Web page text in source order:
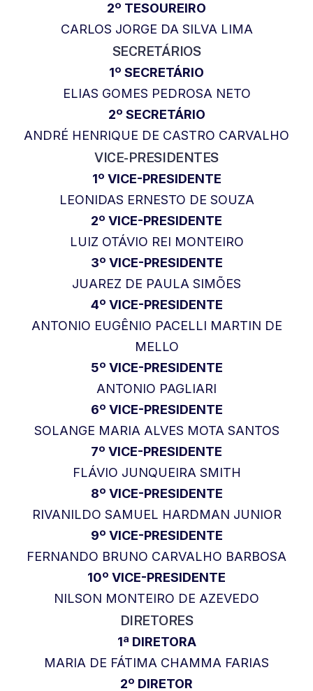
2º TESOUREIRO
CARLOS JORGE DA SILVA LIMA
SECRETÁRIOS
1º SECRETÁRIO
ELIAS GOMES PEDROSA NETO
2º SECRETÁRIO
ANDRÉ HENRIQUE DE CASTRO CARVALHO
VICE-PRESIDENTES
1º VICE-PRESIDENTE
LEONIDAS ERNESTO DE SOUZA
2º VICE-PRESIDENTE
LUIZ OTÁVIO REI MONTEIRO
3º VICE-PRESIDENTE
JUAREZ DE PAULA SIMÕES
4º VICE-PRESIDENTE
ANTONIO EUGÊNIO PACELLI MARTIN DE
MELLO
5º VICE-PRESIDENTE
ANTONIO PAGLIARI
6º VICE-PRESIDENTE
SOLANGE MARIA ALVES MOTA SANTOS
7º VICE-PRESIDENTE
FLÁVIO JUNQUEIRA SMITH
8º VICE-PRESIDENTE
RIVANILDO SAMUEL HARDMAN JUNIOR
9º VICE-PRESIDENTE
FERNANDO BRUNO CARVALHO BARBOSA
10º VICE-PRESIDENTE
NILSON MONTEIRO DE AZEVEDO
DIRETORES
1ª DIRETORA
MARIA DE FÁTIMA CHAMMA FARIAS
2º DIRETOR